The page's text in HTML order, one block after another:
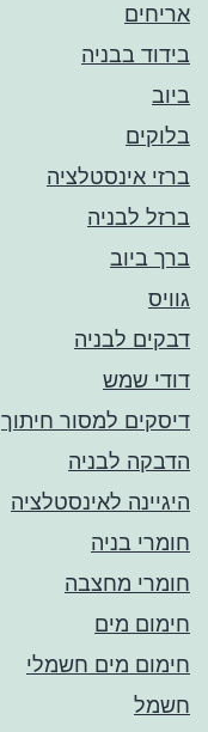
אריחים
בידוד בבניה
ביוב
בלוקים
ברזי אינסטלציה
ברזל לבניה
ברך ביוב
גוויס
דבקים לבניה
דודי שמש
דיסקים למסור חיתוך
הדבקה לבניה
היגיינה לאינסטלציה
חומרי בניה
חומרי מחצבה
חימום מים
חימום מים חשמלי
חשמל